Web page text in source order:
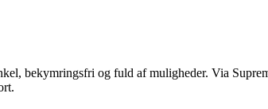
bekymringsfri og fuld af muligheder. Via